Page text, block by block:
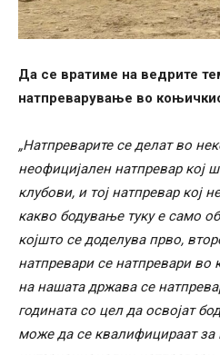
Да се вратиме на ведрите
натпреварување во
„Натпреварите се делат во
неофицијален натпревар кој
клубови, и тој натпревар кој
какво бодување туку е само
којшто се доделува прво,
натпревари се натпревари во
на нашата држава се
годината со цел да освојат
може да се квалифицираат